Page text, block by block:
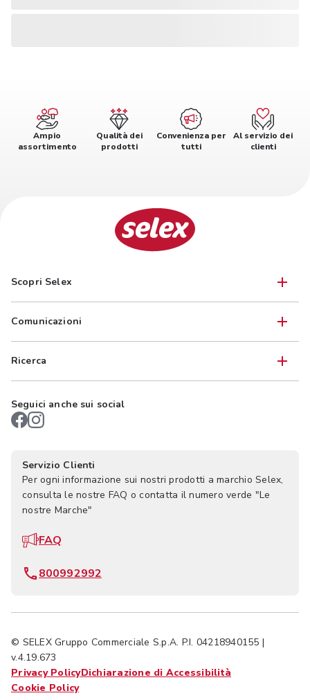
Ampio
assortimento
Qualità dei
prodotti
Convenienza per
tutti
Al servizio dei
clienti
Scopri Selex
Comunicazioni
Ricerca
Seguici anche sui social
Servizio Clienti
Per ogni informazione sui nostri prodotti a marchio Selex,
consulta le nostre FAQ o contatta il numero verde "Le
nostre Marche"
FAQ
800992992
© SELEX Gruppo Commerciale S.p.A. P.I. 04218940155 |
v.4.19.673
Privacy PolicyDichiarazione di Accessibilità
Cookie Policy